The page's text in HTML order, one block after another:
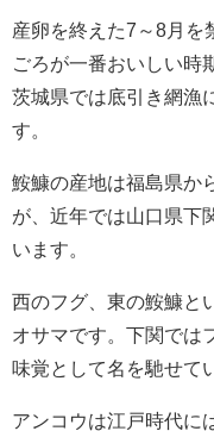
産卵を終えた7～8月を
ごろが一番おいしい時
茨城県では底引き網漁
す。
鮟鱇の産地は福島県か
が、近年では山口県下
います。
西のフグ、東の鮟鱇と
オサマです。下関では
味覚として名を馳せて
アンコウは江戸時代に